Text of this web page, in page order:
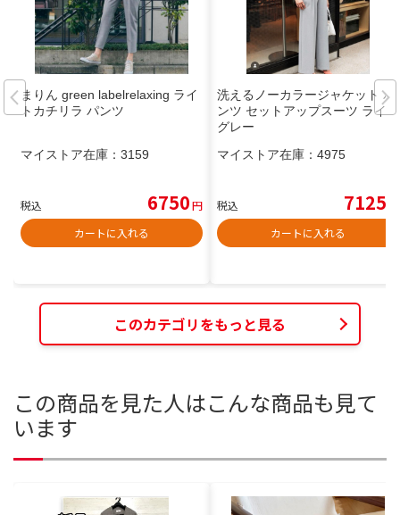
まりん green labelrelaxing ライ
トカチリラ パンツ
マイストア在庫： 3159
税込 6750円
カートに入れる
洗えるノーカラージャケット パ
ンツ セットアップスーツ ライト
グレー
マイストア在庫： 4975
税込 7125
カートに入れる
このカテゴリをもっと見る
この商品を見た人はこんな商品も見て
います